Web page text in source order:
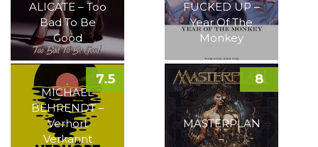
ALICATE – Too
Bad To Be
Good
FUCKED UP –
Year Of The
Monkey
MICHAEL
BEHRENDT –
Verhört
Verkannt
7.5
MASTERPLAN
–
8